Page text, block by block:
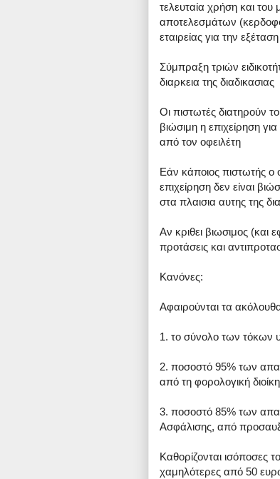
τελευταία χρήση και
αποτελεσμάτων
εταιρείας για την
Σύμπραξη τριών
διαρκεια της διαδικασιας
Οι πιστωτές διατηρούν
βιώσιμη η επιχείρηση
από τον οφειλέτη
Εάν κάποιος πιστωτής ο
επιχείρηση δεν είναι
στα πλαισια αυτης της
Αν κριθει βιωσιμος (και
προτάσεις και
Κανόνες:
Αφαιρούνται τα
1. το σύνολο των τόκων
2. ποσοστό 95% των
από τη φορολογική
3. ποσοστό 85% των
Ασφάλισης, από
Καθορίζονται ισόποσες
χαμηλότερες από 50